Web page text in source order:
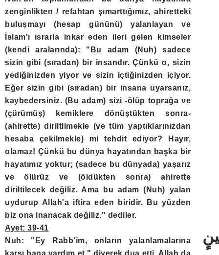
zenginlikten / refahtan şımarttığımız, ahiretteki
buluşmayı (hesap gününü) yalanlayan ve
İslam'ı ısrarla inkar eden ileri gelen kimseler
(kendi aralarında): "Bu adam (Nuh) sadece
sizin gibi (sıradan) bir insandır. Çünkü o, sizin
yediğinizden yiyor ve sizin içtiğinizden içiyor.
Eğer sizin gibi (sıradan) bir insana uyarsanız,
kaybedersiniz. (Bu adam) sizi -ölüp toprağa ve
(çürümüş) kemiklere dönüştükten sonra-
(ahirette) diriltilmekle (ve tüm yaptıklarınızdan
hesaba çekilmekle) mi tehdit ediyor? Hayır,
olamaz! Çünkü bu dünya hayatından başka bir
hayatımız yoktur; (sadece bu dünyada) yaşarız
ve ölürüz ve (öldükten sonra) ahirette
diriltilecek değiliz. Ama bu adam (Nuh) yalan
uydurup Allah'a iftira eden biridir. Bu yüzden
biz ona inanacak değiliz." dediler.
Ayet: 39-41
Nuh: "Ey Rabb'im, onların yalanlamalarına
karşı bana yardım et." diyerek dua etti. Allah da